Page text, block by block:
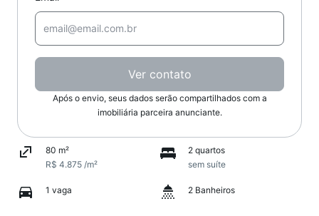
Ver contato
Após o envio, seus dados serão compartilhados com a
imobiliária parceira anunciante.
80 m²
R$ 4.875 /m²
2 quartos
sem suíte
1 vaga 2 Banheiros